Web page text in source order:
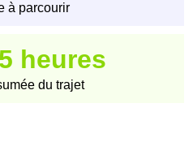
à parcourir
heures
du trajet